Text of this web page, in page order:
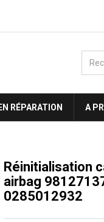
RÉPARATION A
Réinitialisation
airbag
0285012932